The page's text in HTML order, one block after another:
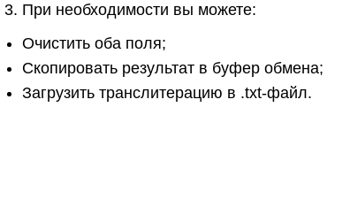
При необходимости вы можете:
Очистить оба поля;
Скопировать результат в буфер обмена;
Загрузить транслитерацию в .txt-файл.